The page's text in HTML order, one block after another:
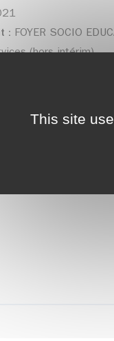
This site
: FOYER SOCIO
(hors intérim)
RETOURDIERE -
déclarée
2017